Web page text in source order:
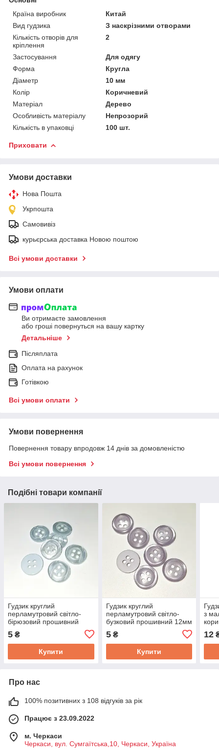
Країна виробник
Китай
Вид гудзика
З наскрізними отворами
Кількість отворів для
кріплення
2
Застосування
Для одягу
Форма
Кругла
Діаметр
10 мм
Колір
Коричневий
Матеріал
Дерево
Особливість матеріалу
Непрозорий
Кількість в упаковці
100 шт.
Приховати
Умови доставки
Нова Пошта
Укрпошта
Самовивіз
курьєрська доставка Новою поштою
Всі умови доставки
Умови оплати
Ви отримаєте замовлення
або гроші повернуться на вашу картку
Детальніше
Післяплата
Оплата на рахунок
Готівкою
Всі умови оплати
Умови повернення
Повернення товару впродовж 14 днів за домовленістю
Всі умови повернення
Подібні товари компанії
Гудзик круглий
перламутровий світло-
бірюзовий прошивний
5 ₴
Купити
Гудзик круглий
перламутровий світло-
бузковий прошивний 12мм
5₴
Купити
з
12
Про нас
100% позитивних з 108 відгуків за рік
Працює з 23.09.2022
м. Черкаси
Черкаси, вул. Сумгаїтська,10, Черкаси, Україна